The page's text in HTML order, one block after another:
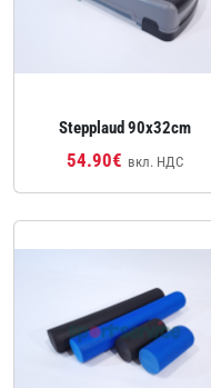
Stepplaud 90x32cm
54.90€ вкл. НДС